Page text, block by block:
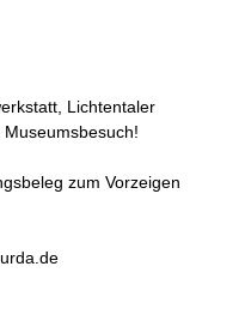
Lichtentaler
Museumsbesuch!
zum Vorzeigen